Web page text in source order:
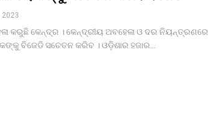
2023
କରୁଛି କେନ୍ଦ୍ର । କେନ୍ଦ୍ରୀୟ ଅବହେଳା ଓ ଦର ନିୟନ୍ତ୍ରଣରେ
ବିଜେଡି ସଚେତନ କରିବ । ଓଡ଼ିଶାର ହଜାର…